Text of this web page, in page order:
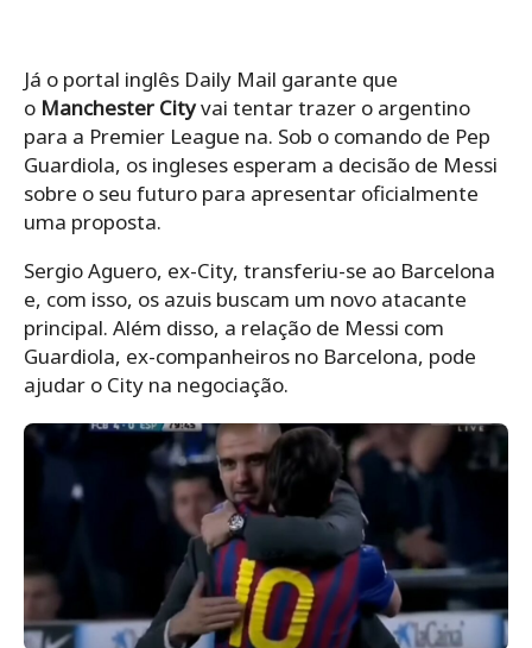
Já o portal inglês Daily Mail garante que
o Manchester Cityvai tentar trazer o argentino
para a Premier League na. Sob o comando de Pep
Guardiola, os ingleses esperam a decisão de Messi
sobre o seu futuro para apresentar oficialmente
uma proposta.
Sergio Aguero, ex-City, transferiu-se ao Barcelona
e, com isso, os azuis buscam um novo atacante
principal. Além disso, a relação de Messi com
Guardiola, ex-companheiros no Barcelona, pode
ajudar o City na negociação.